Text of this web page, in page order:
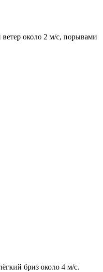
ветер около 2 м/с, порывами
бриз около 4 м/с.